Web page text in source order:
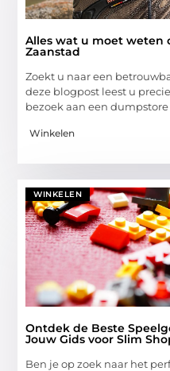
Alles wat u moet weten
Zaanstad
Zoekt u naar een
deze blogpost leest u
bezoek aan een dumpstore
Winkelen
WINKELEN
Ontdek de Beste
Jouw Gids voor Slim
Ben je op zoek naar het